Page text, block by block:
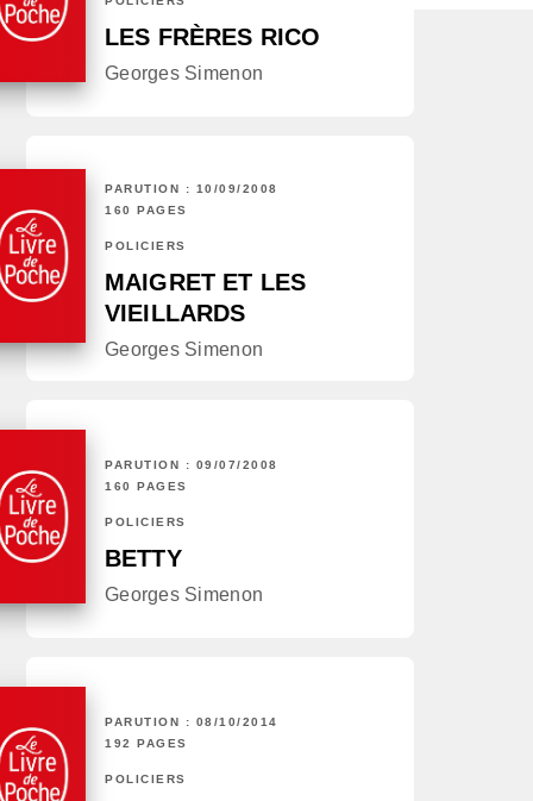
LES FRÈRES RICO
Georges Simenon
PARUTION : 10/09/2008
160 PAGES
POLICIERS
MAIGRET ET LES
VIEILLARDS
Georges Simenon
PARUTION : 09/07/2008
160 PAGES
POLICIERS
BETTY
Georges Simenon
PARUTION : 08/10/2014
192 PAGES
POLICIERS